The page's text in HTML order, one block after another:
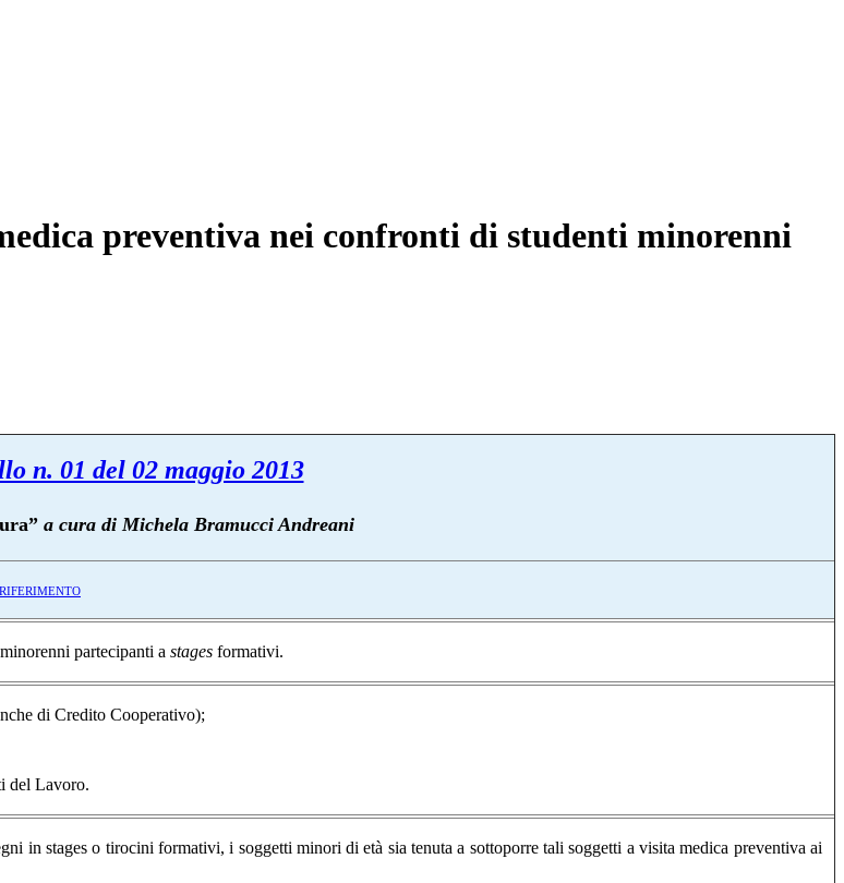
preventiva nei confronti di studenti minorenni
n. 01 del 02 maggio 2013
a cura di Michela Bramucci Andreani
partecipanti a stages formativi.
di Credito Cooperativo);
del Lavoro.
in stages o tirocini formativi, i soggetti minori di età sia tenuta a sottoporre tali soggetti a visita medica preventiva ai